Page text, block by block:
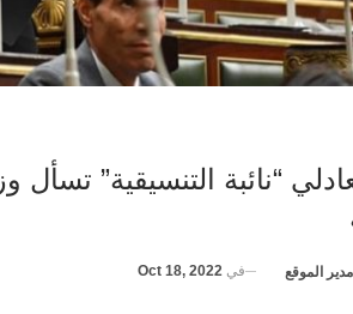
“نائبة التنسيقية” تسأل
مدير الموقع في Oct 18, 2022